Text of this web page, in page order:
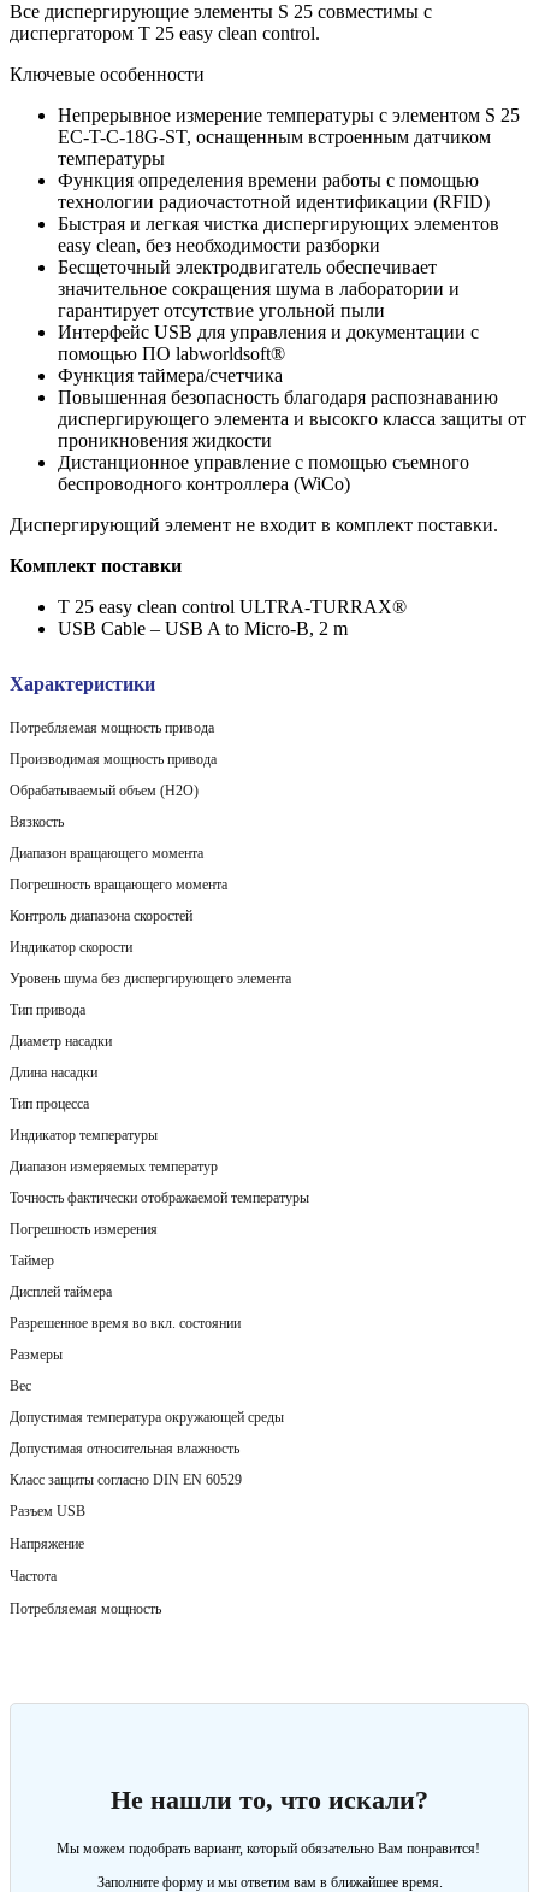
Все диспергирующие элементы S 25 совместимы с
диспергатором T 25 easy clean control.
Ключевые особенности
Непрерывное измерение температуры с элементом S 25
EC-T-C-18G-ST, оснащенным встроенным датчиком
температуры
Функция определения времени работы с помощью
технологии радиочастотной идентификации (RFID)
Быстрая и легкая чистка диспергирующих элементов
easy clean, без необходимости разборки
Бесщеточный электродвигатель обеспечивает
значительное сокращения шума в лаборатории и
гарантирует отсутствие угольной пыли
Интерфейс USB для управления и документации с
помощью ПО labworldsoft®
Функция таймера/счетчика
Повышенная безопасность благодаря распознаванию
диспергирующего элемента и высокго класса защиты от
проникновения жидкости
Дистанционное управление с помощью съемного
беспроводного контроллера (WiCo)
Диспергирующий элемент не входит в комплект поставки.
Комплект поставки
T 25 easy clean control ULTRA-TURRAX®
USB Cable – USB A to Micro-B, 2 m
Характеристики
Потребляемая мощность привода
Производимая мощность привода
Обрабатываемый объем (H2O)
Вязкость
Диапазон вращающего момента
Погрешность вращающего момента
Контроль диапазона скоростей
Индикатор скорости
Уровень шума без диспергирующего элемента
Тип привода
Диаметр насадки
Длина насадки
Тип процесса
Индикатор температуры
Диапазон измеряемых температур
Точность фактически отображаемой температуры
Погрешность измерения
Таймер
Дисплей таймера
Разрешенное время во вкл. состоянии
Размеры
Вес
Допустимая температура окружающей среды
Допустимая относительная влажность
Класс защиты согласно DIN EN 60529
Разъем USB
Напряжение
Частота
Потребляемая мощность
Не нашли то, что искали?
Мы можем подобрать вариант, который обязательно Вам понравится!
Заполните форму и мы ответим вам в ближайшее время.